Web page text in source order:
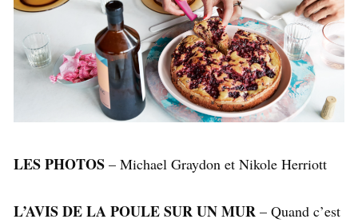
LES PHOTOS – Michael Graydon et Nikole Herriott
L’AVIS DE LA POULE SUR UN MUR – Quand c’est